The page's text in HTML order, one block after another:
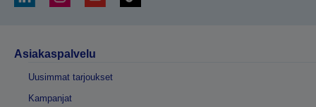
Asiakaspalvelu
Uusimmat tarjoukset
Kampanjat